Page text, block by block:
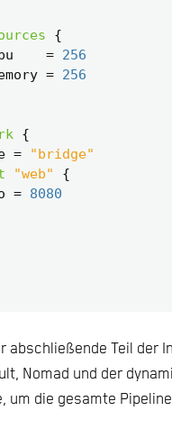
= 256
= 256
=
"bridge"
"web"
= 8080
abschließende Teil der
Nomad und der
um die gesamte Pipeline